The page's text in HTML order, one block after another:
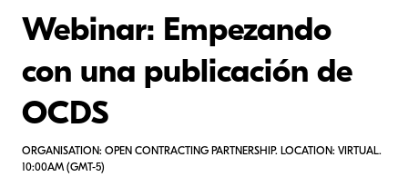
Webinar: Empezando
con una publicación de
OCDS
ORGANISATION: OPEN CONTRACTING PARTNERSHIP. LOCATION: VIRTUAL.
10:00AM (GMT-5)